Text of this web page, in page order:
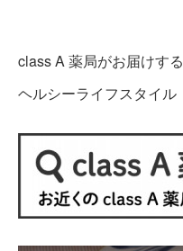
class A 薬局がお届けする
ヘルシーライフスタイル